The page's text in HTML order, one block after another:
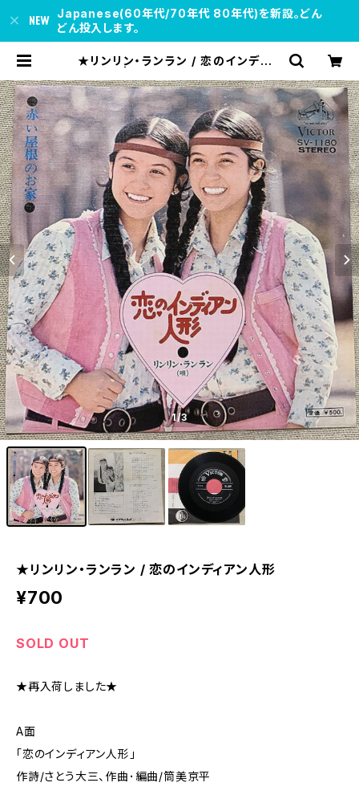
Japanese(60年代/70年代 80年代)を新設。どん
どん投入します。
★リンリン・ランラン / 恋のインディア
1/3
★リンリン・ランラン / 恋のインディアン人形
¥700
SOLD OUT
★再入荷しました★
A面
「恋のインディアン人形」
作詩/さとう大三、作曲･編曲/筒美京平